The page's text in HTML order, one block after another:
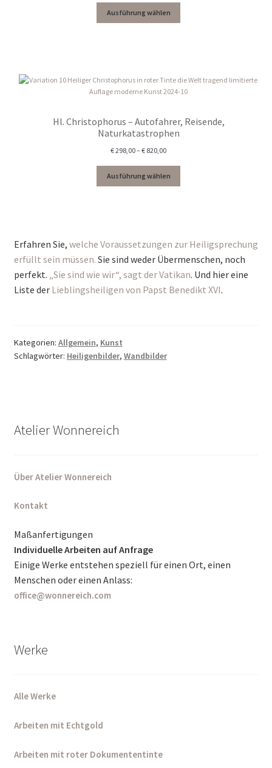
bis
€ 820,00
Ausführung wählen
Hl. Christophorus – Autofahrer, Reisende,
Naturkatastrophen
€298,00–€ 820,00Preisspanne:
Ausführung wählen
Erfahren Sie, welche Voraussetzungen zur Heiligsprechung
erfüllt sein müssen. Sie sind weder Übermenschen, noch
perfekt. „Sie sind wie wir“, sagt der Vatikan. Und hier eine
Liste derLieblingsheiligen von Papst Benedikt XVI.
Kategorien: Allgemein, Kunst
Schlagwörter: Heiligenbilder, Wandbilder
Atelier Wonnereich
Über Atelier Wonnereich
Kontakt
Maßanfertigungen
Individuelle Arbeiten auf Anfrage
Einige Werke entstehen speziell für einen Ort, einen
Menschen oder einen Anlass:
office@wonnereich.com
Werke
Alle Werke
Arbeiten mit Echtgold
Arbeiten mit roter Dokumententinte